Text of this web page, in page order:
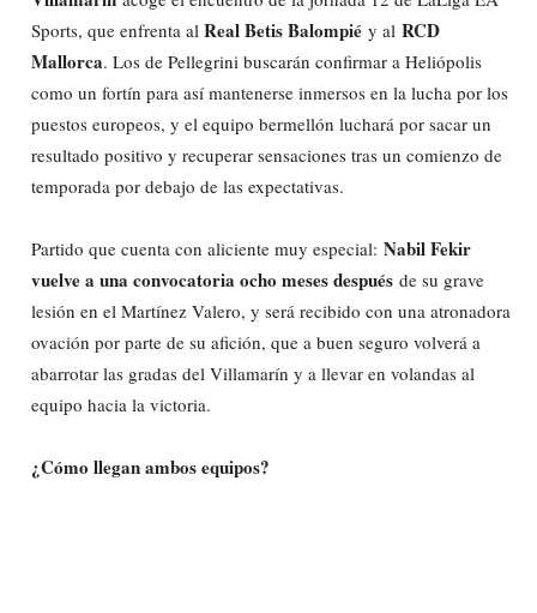
Sports, que enfrenta al Real Betis Balompié y al RCD
Mallorca. Los de Pellegrini buscarán confirmar a Heliópolis
como un fortín para así mantenerse inmersos en la lucha por los
puestos europeos, y el equipo bermellón luchará por sacar un
resultado positivo y recuperar sensaciones tras un comienzo de
temporada por debajo de las expectativas.
Partido que cuenta con aliciente muy especial: Nabil Fekir
vuelve a una convocatoria ocho meses después de su grave
lesión en el Martínez Valero, y será recibido con una atronadora
ovación por parte de su afición, que a buen seguro volverá a
abarrotar las gradas del Villamarín y a llevar en volandas al
equipo hacia la victoria.
¿Cómo llegan ambos equipos?